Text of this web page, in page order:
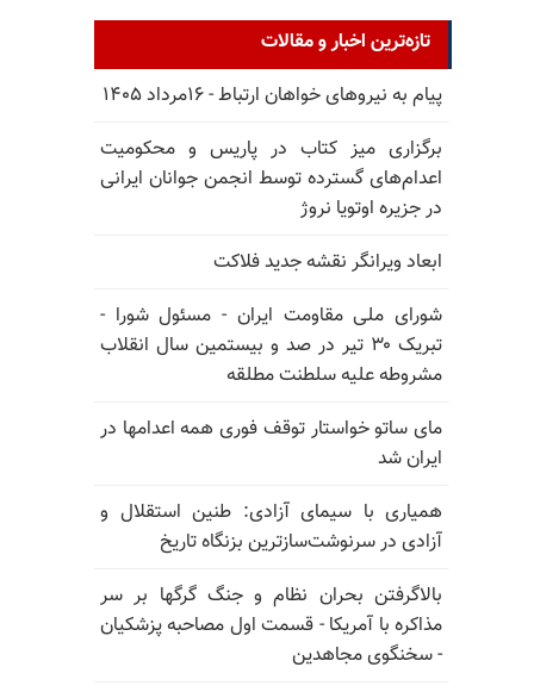
تازه‌ترین اخبار و مقالات
پیام به نیروهای خواهان ارتباط - ۱۶مرداد ۱۴۰۵
برگزاری میز کتاب در پاریس و محکومیت
اعدام‌های گسترده توسط انجمن جوانان ایرانی
در جزیره اوتویا نروژ
ابعاد ویرانگر نقشه جدید فلاکت
شورای ملی مقاومت ایران - مسئول شورا -
تبریک ۳۰ تیر در صد و بیستمین سال انقلاب
مشروطه علیه سلطنت مطلقه
مای ساتو خواستار توقف فوری همه اعدامها در
ایران شد
همیاری با سیمای آزادی: طنین استقلال و
آزادی در سرنوشت‌سازترین بزنگاه تاریخ
بالا‌گرفتن بحران نظام و جنگ گرگها بر سر
مذاکره با آمریکا - قسمت اول مصاحبه پزشکیان
- سخنگوی مجاهدین